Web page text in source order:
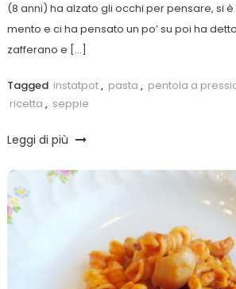
(8 anni) ha alzato gli occhi per pensare, si
mento e ci ha pensato un po’ su poi ha
zafferano e […]
Tagged instatpot, pasta , pentola a
ricetta , seppie
Leggi di più